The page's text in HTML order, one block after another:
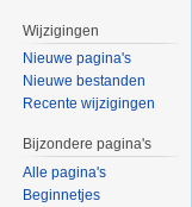
Wijzigingen
Nieuwe pagina's
Nieuwe bestanden
Recente wijzigingen
Bijzondere pagina's
Alle pagina's
Beginnetjes